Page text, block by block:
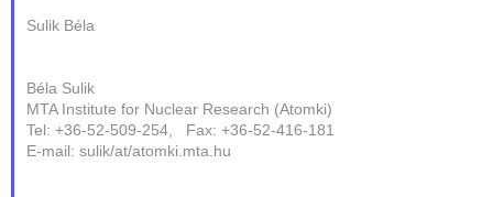
Sulik Béla
Béla Sulik
MTA Institute for Nuclear Research (Atomki)
Tel: +36-52-509-254, Fax: +36-52-416-181
E-mail: sulik/at/atomki.mta.hu